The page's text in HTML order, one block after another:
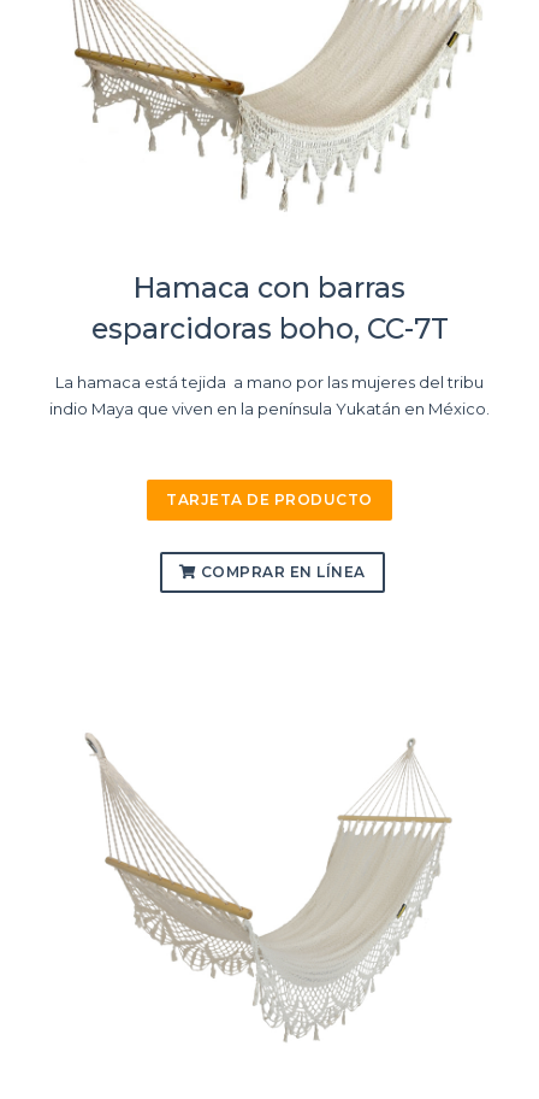
Hamaca con barras
esparcidoras boho, CC-7T
La hamaca está tejida a mano por las mujeres del tribu
indio Maya que viven en la península Yukatán en México.
TARJETA DE PRODUCTO
COMPRAR EN LÍNEA